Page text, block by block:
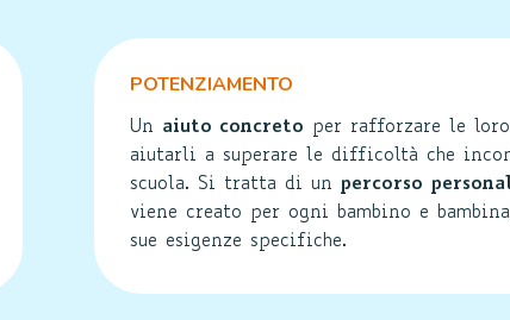
POTENZIAMENTO
Un aiuto concreto per rafforzare le
aiutarli a superare le difficoltà che
scuola. Si tratta di un percorso
viene creato per ogni bambino e
sue esigenze specifiche.